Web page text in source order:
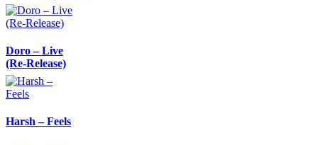
Doro – Live
(Re-Release)
Harsh – Feels